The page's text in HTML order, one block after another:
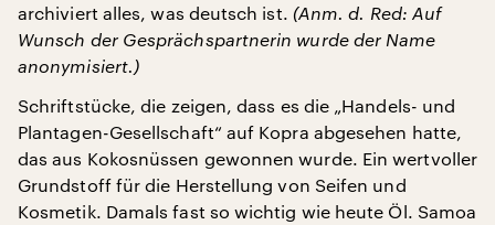
archiviert alles, was deutsch ist. (Anm. d. Red: Auf
Wunsch der Gesprächspartnerin wurde der Name
anonymisiert.)
Schriftstücke, die zeigen, dass es die „Handels- und
Plantagen-Gesellschaft“ auf Kopra abgesehen hatte,
das aus Kokosnüssen gewonnen wurde. Ein wertvoller
Grundstoff für die Herstellung von Seifen und
Kosmetik. Damals fast so wichtig wie heute Öl. Samoa